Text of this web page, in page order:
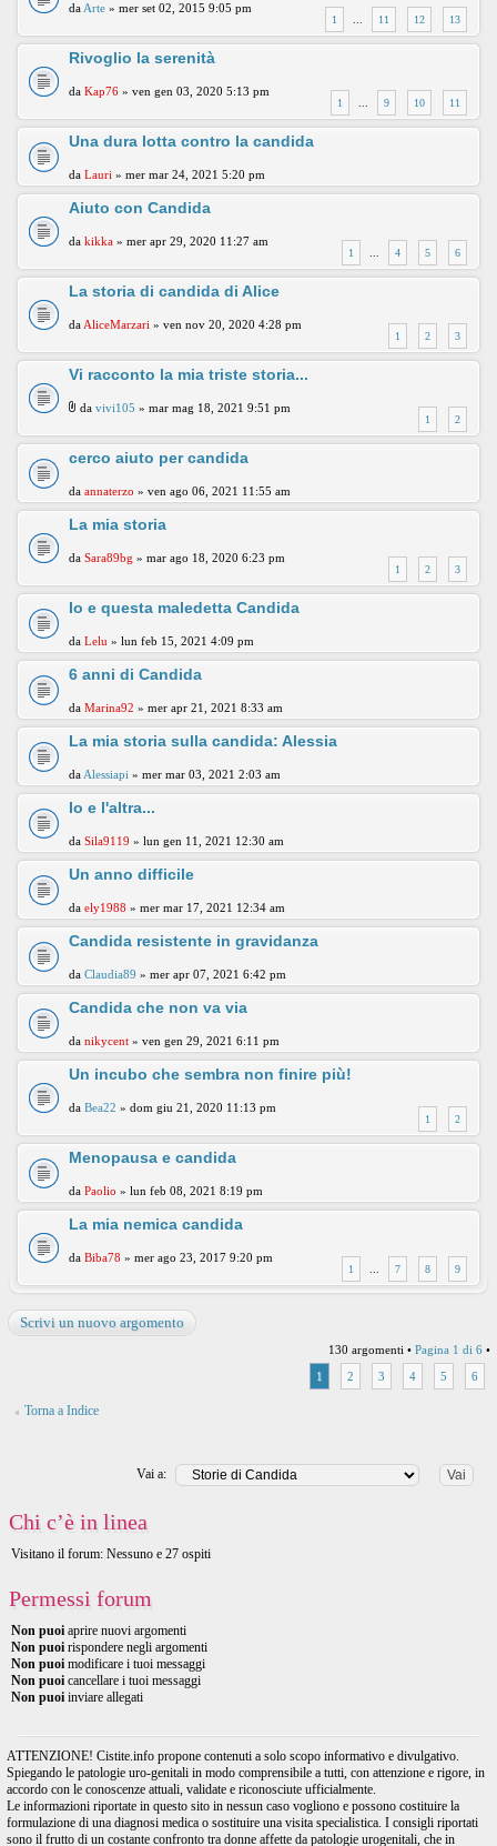
1 ... 11 12 13
da Arte » mer set 02, 2015 9:05 pm
Rivoglio la serenità
1 ... 9 10 11
da Kap76 » ven gen 03, 2020 5:13 pm
Una dura lotta contro la candida
da Lauri » mer mar 24, 2021 5:20 pm
Aiuto con Candida
1 ... 4 5 6
da kikka » mer apr 29, 2020 11:27 am
La storia di candida di Alice
1 2 3
da AliceMarzari » ven nov 20, 2020 4:28 pm
Vi racconto la mia triste storia...
1 2
da vivi105 » mar mag 18, 2021 9:51 pm
cerco aiuto per candida
da annaterzo » ven ago 06, 2021 11:55 am
La mia storia
1 2 3
da Sara89bg » mar ago 18, 2020 6:23 pm
Io e questa maledetta Candida
da Lelu » lun feb 15, 2021 4:09 pm
6 anni di Candida
da Marina92 » mer apr 21, 2021 8:33 am
La mia storia sulla candida: Alessia
da Alessiapi » mer mar 03, 2021 2:03 am
Io e l'altra...
da Sila9119 » lun gen 11, 2021 12:30 am
Un anno difficile
da ely1988 » mer mar 17, 2021 12:34 am
Candida resistente in gravidanza
da Claudia89 » mer apr 07, 2021 6:42 pm
Candida che non va via
da nikycent » ven gen 29, 2021 6:11 pm
Un incubo che sembra non finire più!
1 2
da Bea22 » dom giu 21, 2020 11:13 pm
Menopausa e candida
da Paolio » lun feb 08, 2021 8:19 pm
La mia nemica candida
1 ... 7 8 9
da Biba78 » mer ago 23, 2017 9:20 pm
Scrivi un nuovo argomento
130 argomenti • Pagina 1 di 6 •
1
2 3 4 5 6
Torna a Indice
Vai a:
Chi c’è in linea
Visitano il forum: Nessuno e 27 ospiti
Permessi forum
Non puoi aprire nuovi argomenti
Non puoi rispondere negli argomenti
Non puoi modificare i tuoi messaggi
Non puoi cancellare i tuoi messaggi
Non puoi inviare allegati
ATTENZIONE! Cistite.info propone contenuti a solo scopo informativo e divulgativo.
Spiegando le patologie uro-genitali in modo comprensibile a tutti, con attenzione e rigore, in
accordo con le conoscenze attuali, validate e riconosciute ufficialmente.
Le informazioni riportate in questo sito in nessun caso vogliono e possono costituire la
formulazione di una diagnosi medica o sostituire una visita specialistica. I consigli riportati
sono il frutto di un costante confronto tra donne affette da patologie urogenitali, che in